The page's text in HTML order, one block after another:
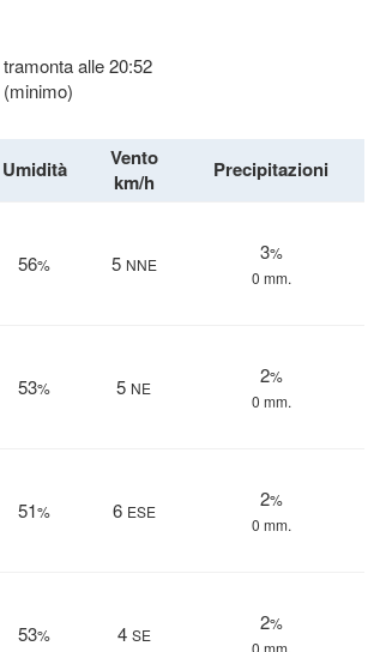
alle 20:52
Umidità
Vento
km/h
Precipitazioni
56% 5 NNE
3%
0 mm.
53% 5 NE
2%
0 mm.
51% 6 ESE
2%
0 mm.
53% 4 SE
2%
0 mm.